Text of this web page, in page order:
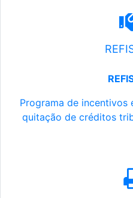
Programa de incentivos
quitação de créditos